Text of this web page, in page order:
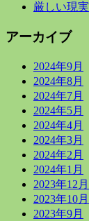
厳しい現実
アーカイブ
2024年9月
2024年8月
2024年7月
2024年5月
2024年4月
2024年3月
2024年2月
2024年1月
2023年12月
2023年10月
2023年9月